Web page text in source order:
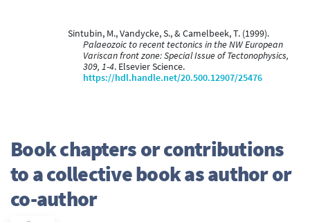
Sintubin, M., Vandycke, S., & Camelbeek, T. (1999).
Palaeozoic to recent tectonics in the NW European
Variscan front zone: Special Issue of Tectonophysics,
309, 1-4. Elsevier Science.
https://hdl.handle.net/20.500.12907/25476
Book chapters or contributions
to a collective book as author or
co-author